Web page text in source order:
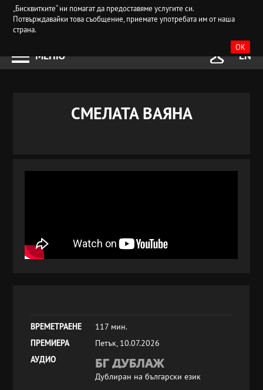
„Бисквитките“ ни помагат да предоставяме услугите си.
Потвърждавайки това съобщение, приемате употребата им от наша
страна.
OK
МЕНЮ EN
СМЕЛАТА ВАЯНА
ВРЕМЕТРАЕНЕ
117 мин.
ПРЕМИЕРА
Петък, 10.07.2026
АУДИО
Дублиран на български език